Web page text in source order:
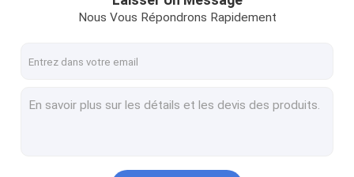
Plat de photogravure de magnésium
granules de magnésium
Nous Vous Répondrons Rapidement